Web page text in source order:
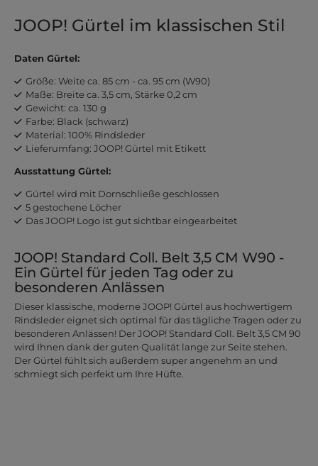
JOOP! Gürtel im klassischen Stil
Daten Gürtel:
Größe: Weite ca. 85 cm - ca. 95 cm (W90)
Maße: Breite ca. 3,5 cm, Stärke 0,2 cm
Gewicht: ca. 130 g
Farbe: Black (schwarz)
Material: 100% Rindsleder
Lieferumfang: JOOP! Gürtel mit Etikett
Ausstattung Gürtel:
Gürtel wird mit Dornschließe geschlossen
5 gestochene Löcher
Das JOOP! Logo ist gut sichtbar eingearbeitet
JOOP! Standard Coll. Belt 3,5 CM W90 -
Ein Gürtel für jeden Tag oder zu
besonderen Anlässen
Dieser klassische, moderne JOOP! Gürtel aus hochwertigem
Rindsleder eignet sich optimal für das tägliche Tragen oder zu
besonderen Anlässen! Der JOOP! Standard Coll. Belt 3,5 CM 90
wird Ihnen dank der guten Qualität lange zur Seite stehen.
Der Gürtel fühlt sich außerdem super angenehm an und
schmiegt sich perfekt um Ihre Hüfte.